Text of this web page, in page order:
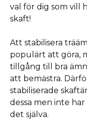
val för dig som vill
skaft!
Att stabilisera
populärt att göra,
tillgång till bra
att bemästra.
stabiliserade
dessa men inte
det själva.